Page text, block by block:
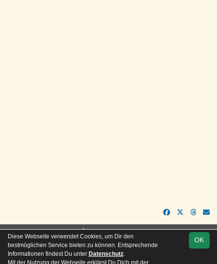
soccero.de
Besucherstatistik Kontakt Impressum
OK
Diese Webseite verwendet Cookies, um Dir den
bestmöglichen Service bieten zu können. Entsprechende
Informationen findest Du unter Datenschutz.
Mit der Nutzung der Webseite erklärst Du Dich mit der